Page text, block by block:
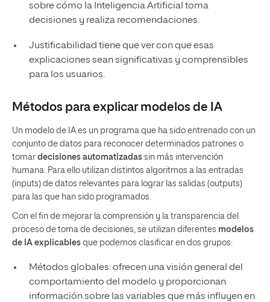
sobre cómo la Inteligencia Artificial toma
decisiones y realiza recomendaciones.
Justificabilidad tiene que ver con que esas
explicaciones sean significativas y comprensibles
para los usuarios.
Métodos para explicar modelos de IA
Un modelo de IA es un programa que ha sido entrenado con un
conjunto de datos para reconocer determinados patrones o
tomar decisiones automatizadas sin más intervención
humana. Para ello utilizan distintos algoritmos a las entradas
(inputs) de datos relevantes para lograr las salidas (outputs)
para las que han sido programados.
Con el fin de mejorar la comprensión y la transparencia del
proceso de toma de decisiones, se utilizan diferentes modelos
de IA explicables que podemos clasificar en dos grupos:
Métodos globales: ofrecen una visión general del
comportamiento del modelo y proporcionan
información sobre las variables que más influyen en